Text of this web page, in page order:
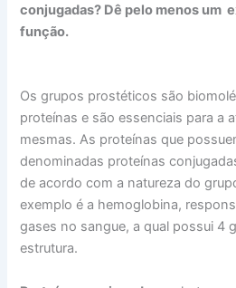
conjugadas? Dê pelo menos um
função.
Os grupos prostéticos são
proteínas e são essenciais para a
mesmas. As proteínas que
denominadas proteínas
de acordo com a natureza do
exemplo é a hemoglobina,
gases no sangue, a qual possui 4
estrutura.